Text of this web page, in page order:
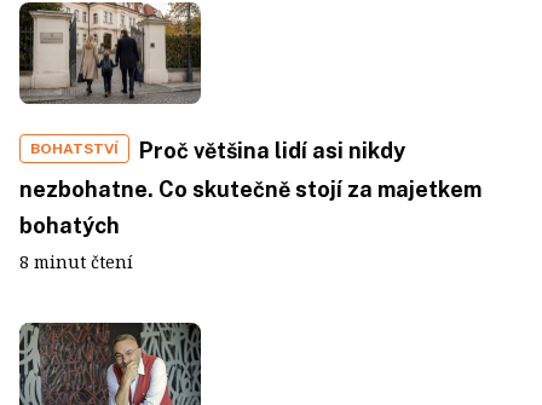
BOHATSTVÍ
Proč většina lidí asi nikdy
nezbohatne. Co skutečně stojí za majetkem
bohatých
8 minut čtení